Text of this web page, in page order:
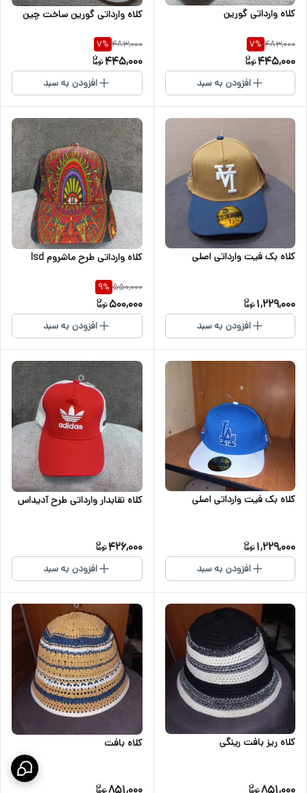
کلاه وارداتی گورین
483,000
7%
445,000
افزودن به سبد
کلاه وارداتی گورین ساخت چین
483,000
7%
445,000
افزودن به سبد
کلاه بک فیت وارداتی اصلی
1,229,000
افزودن به سبد
کلاه وارداتی طرح ماشروم lsd
550,000
9%
500,000
افزودن به سبد
کلاه بک فیت وارداتی اصلی
1,229,000
افزودن به سبد
کلاه نقابدار وارداتی طرح آدیداس
426,000
افزودن به سبد
کلاه ریز بافت رینگی کلاه بافت